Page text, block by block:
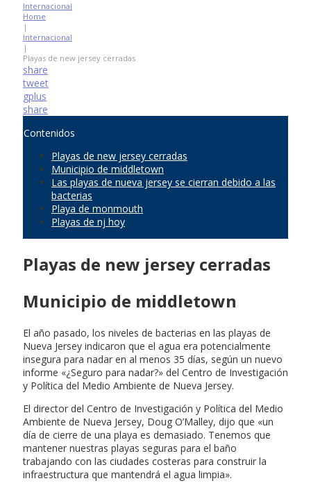
Internacional
Home
|
Internacional
|
Playas de new jersey cerradas
share
tweet
gplus
share
Contenidos
Playas de new jersey cerradas
Municipio de middletown
Las playas de nueva jersey se cierran debido a las
bacterias
Playa de monmouth
Playas de nj hoy
Playas de new jersey cerradas
Municipio de middletown
El año pasado, los niveles de bacterias en las playas de
Nueva Jersey indicaron que el agua era potencialmente
insegura para nadar en al menos 35 días, según un nuevo
informe «¿Seguro para nadar?» del Centro de Investigación
y Política del Medio Ambiente de Nueva Jersey.
El director del Centro de Investigación y Política del Medio
Ambiente de Nueva Jersey, Doug O’Malley, dijo que «un
día de cierre de una playa es demasiado. Tenemos que
mantener nuestras playas seguras para el baño
trabajando con las ciudades costeras para construir la
infraestructura que mantendrá el agua limpia».